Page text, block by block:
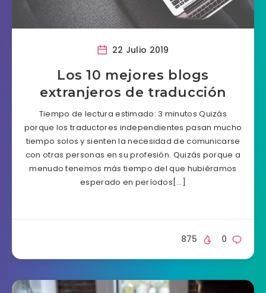
22 Julio 2019
Los 10 mejores blogs
extranjeros de traducción
Tiempo de lectura estimado: 3 minutos Quizás
porque los traductores independientes pasan mucho
tiempo solos y sienten la necesidad de comunicarse
con otras personas en su profesión. Quizás porque a
menudo tenemos más tiempo del que hubiéramos
esperado en períodos[…]
0
875